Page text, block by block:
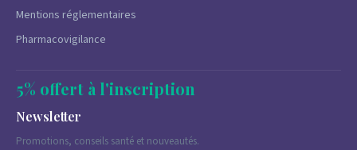
Mentions réglementaires
Pharmacovigilance
5% offert à l'inscription
Newsletter
Promotions, conseils santé et nouveautés.